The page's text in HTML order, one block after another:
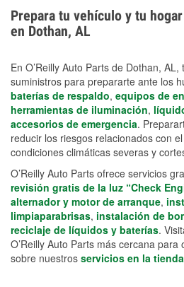
los daños por inundación.
preparar opciones de carga de
medidas de protección más
Prepara tu vehículo y tu
en Dothan, AL
En O’Reilly Auto Parts de Dothan,
suministros para prepararte ante los
baterías de respaldo, equipos de
herramientas de iluminación,
accesorios de emergencia.
reducir los riesgos relacionados con
condiciones climáticas severas y
O’Reilly Auto Parts ofrece servicios
revisión gratis de la luz “Check
alternador y motor de arranque,
limpiaparabrisas, instalación de
reciclaje de líquidos y baterías.
O’Reilly Auto Parts más cercana
sobre nuestros servicios en la tienda